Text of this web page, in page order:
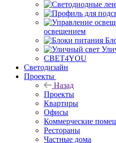
освещением
СВЕТ4YOU
Светодизайн
Проекты
Назад
Проекты
Квартиры
Офисы
Коммерческие
Рестораны
Частные дома